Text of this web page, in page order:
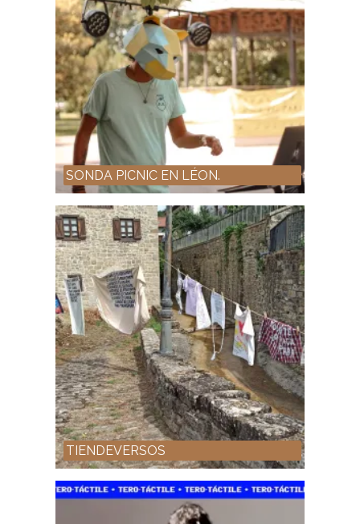
SONDA PICNIC EN LÉON.
TIENDEVERSOS